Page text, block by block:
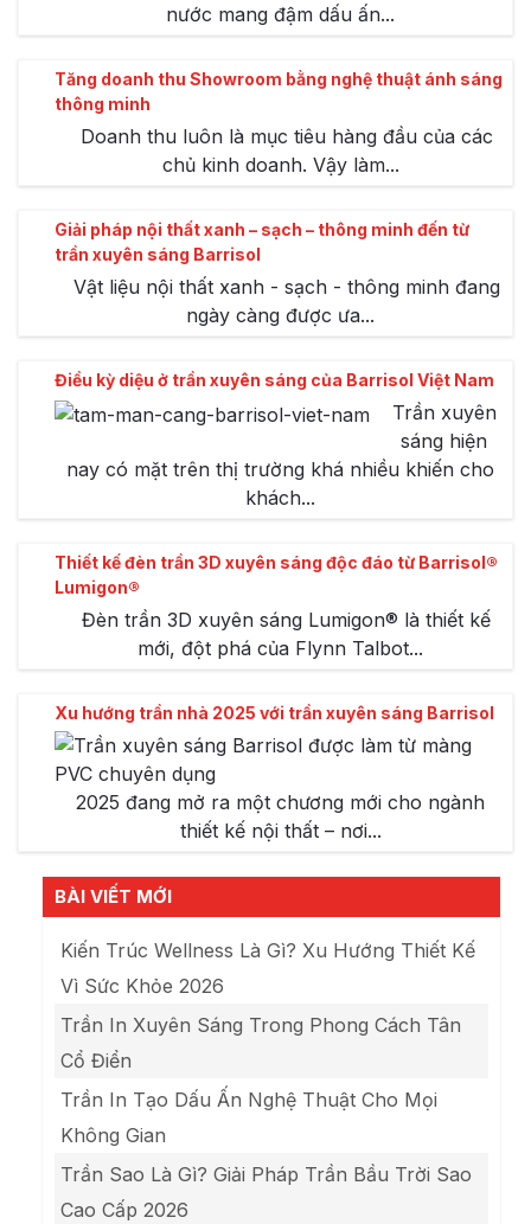
nước mang đậm dấu ấn...
Tăng doanh thu Showroom bằng nghệ thuật ánh sáng
thông minh
Doanh thu luôn là mục tiêu hàng đầu của các
chủ kinh doanh. Vậy làm...
Giải pháp nội thất xanh – sạch – thông minh đến từ
trần xuyên sáng Barrisol
Vật liệu nội thất xanh - sạch - thông minh đang
ngày càng được ưa...
Điều kỳ diệu ở trần xuyên sáng của Barrisol Việt Nam
Trần xuyên
sáng hiện
nay có mặt trên thị trường khá nhiều khiến cho
khách...
Thiết kế đèn trần 3D xuyên sáng độc đáo từ Barrisol®
Lumigon®
Đèn trần 3D xuyên sáng Lumigon® là thiết kế
mới, đột phá của Flynn Talbot...
Xu hướng trần nhà 2025 với trần xuyên sáng Barrisol
2025 đang mở ra một chương mới cho ngành
thiết kế nội thất – nơi...
BÀI VIẾT MỚI
Kiến Trúc Wellness Là Gì? Xu Hướng Thiết Kế
Vì Sức Khỏe 2026
Trần In Xuyên Sáng Trong Phong Cách Tân
Cổ Điển
Trần In Tạo Dấu Ấn Nghệ Thuật Cho Mọi
Không Gian
Trần Sao Là Gì? Giải Pháp Trần Bầu Trời Sao
Cao Cấp 2026